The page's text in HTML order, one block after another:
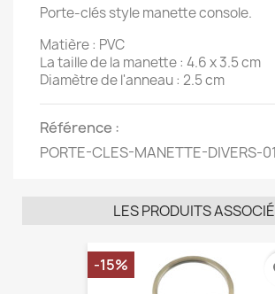
Porte-clés style manette console.
Matière : PVC
La taille de la manette : 4.6 x 3.5 cm
Diamètre de l'anneau : 2.5 cm
Référence
PORTE-CLES-MANETTE-DIVERS-01
LES PRODUITS
-15%